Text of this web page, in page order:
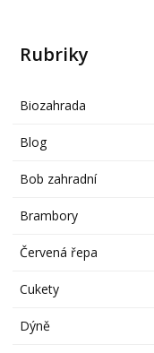
Rubriky
Biozahrada
Blog
Bob zahradní
Brambory
Červená řepa
Cukety
Dýně